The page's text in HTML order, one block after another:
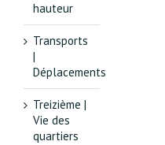
hauteur
Transports
|
Déplacements
Treizième |
Vie des
quartiers